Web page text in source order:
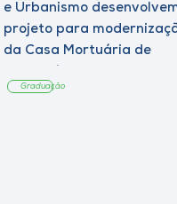
e Urbanismo
projeto para
da Casa Mortuária de
Graduação